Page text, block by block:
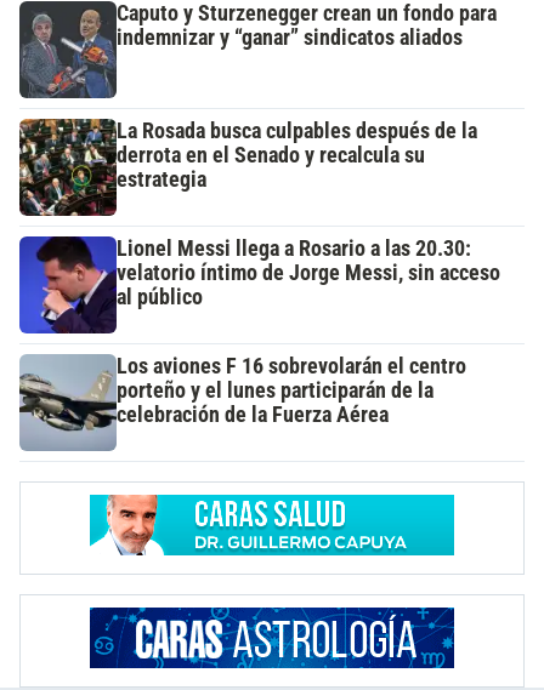
Caputo y Sturzenegger crean un fondo para
indemnizar y “ganar” sindicatos aliados
La Rosada busca culpables después de la
derrota en el Senado y recalcula su
estrategia
Lionel Messi llega a Rosario a las 20.30:
velatorio íntimo de Jorge Messi, sin acceso
al público
Los aviones F 16 sobrevolarán el centro
porteño y el lunes participarán de la
celebración de la Fuerza Aérea